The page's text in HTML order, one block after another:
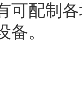
可配制
。